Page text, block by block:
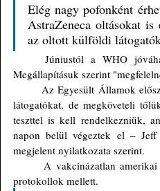
Elég nagy pofonként
AstraZeneca oltásokat
az oltott külföldi
Megállapításuk szerint
	Az Egyesült Államok először szeptember 20-án jelentette ki, hogy ismét szívesen fogadja a nemzetközi
látogatókat, de megköveteli
teszttel is kell rendelkezniük,
napon belül végeztek el –
megjelent nyilatkozata szerint.
protokollok mellett.